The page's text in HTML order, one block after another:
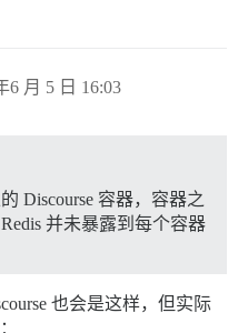
6 月 5 日 16:03
Discourse 容器，容器之
并未暴露到每个容器
也会是这样，但实际